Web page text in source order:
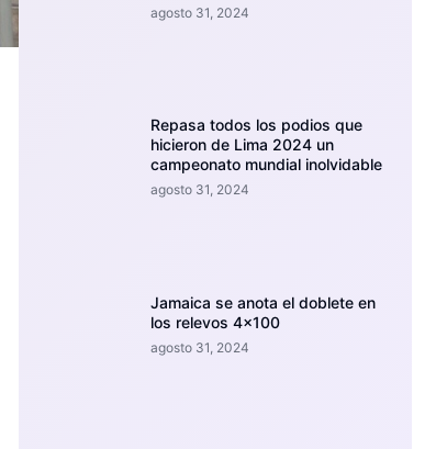
agosto 31, 2024
Repasa todos los podios que
hicieron de Lima 2024 un
campeonato mundial inolvidable
agosto 31, 2024
Jamaica se anota el doblete en
los relevos 4×100
agosto 31, 2024